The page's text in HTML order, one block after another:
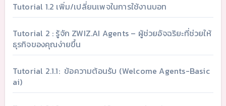
Tutorial 1.2 เพิ่ม/เปลี่ยนเพจในการใช้งานบอท
Tutorial 2 : รู้จัก ZWIZ.AI Agents – ผู้ช่วยอัจฉริยะที่ช่วยให้
ธุรกิจของคุณง่ายขึ้น
Tutorial 2.1.1: ข้อความต้อนรับ (Welcome Agents-Basic
ai)